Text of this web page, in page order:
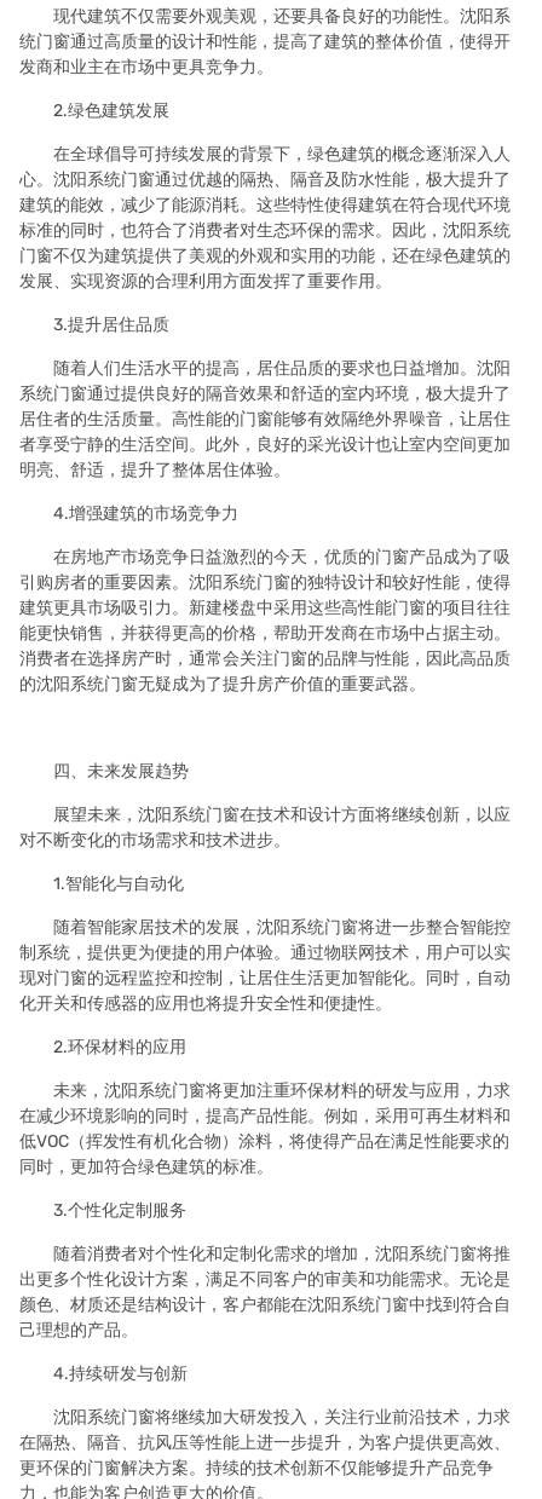
现代建筑不仅需要外观美观，还要具备良好的功能性。沈阳系
统门窗通过高质量的设计和性能，提高了建筑的整体价值，使得开
发商和业主在市场中更具竞争力。
2.绿色建筑发展
在全球倡导可持续发展的背景下，绿色建筑的概念逐渐深入人
心。沈阳系统门窗通过优越的隔热、隔音及防水性能，极大提升了
建筑的能效，减少了能源消耗。这些特性使得建筑在符合现代环境
标准的同时，也符合了消费者对生态环保的需求。因此，沈阳系统
门窗不仅为建筑提供了美观的外观和实用的功能，还在绿色建筑的
发展、实现资源的合理利用方面发挥了重要作用。
3.提升居住品质
随着人们生活水平的提高，居住品质的要求也日益增加。沈阳
系统门窗通过提供良好的隔音效果和舒适的室内环境，极大提升了
居住者的生活质量。高性能的门窗能够有效隔绝外界噪音，让居住
者享受宁静的生活空间。此外，良好的采光设计也让室内空间更加
明亮、舒适，提升了整体居住体验。
4.增强建筑的市场竞争力
在房地产市场竞争日益激烈的今天，优质的门窗产品成为了吸
引购房者的重要因素。沈阳系统门窗的独特设计和较好性能，使得
建筑更具市场吸引力。新建楼盘中采用这些高性能门窗的项目往往
能更快销售，并获得更高的价格，帮助开发商在市场中占据主动。
消费者在选择房产时，通常会关注门窗的品牌与性能，因此高品质
的沈阳系统门窗无疑成为了提升房产价值的重要武器。
四、未来发展趋势
展望未来，沈阳系统门窗在技术和设计方面将继续创新，以应
对不断变化的市场需求和技术进步。
1.智能化与自动化
随着智能家居技术的发展，沈阳系统门窗将进一步整合智能控
制系统，提供更为便捷的用户体验。通过物联网技术，用户可以实
现对门窗的远程监控和控制，让居住生活更加智能化。同时，自动
化开关和传感器的应用也将提升安全性和便捷性。
2.环保材料的应用
未来，沈阳系统门窗将更加注重环保材料的研发与应用，力求
在减少环境影响的同时，提高产品性能。例如，采用可再生材料和
低VOC（挥发性有机化合物）涂料，将使得产品在满足性能要求的
同时，更加符合绿色建筑的标准。
3.个性化定制服务
随着消费者对个性化和定制化需求的增加，沈阳系统门窗将推
出更多个性化设计方案，满足不同客户的审美和功能需求。无论是
颜色、材质还是结构设计，客户都能在沈阳系统门窗中找到符合自
己理想的产品。
4.持续研发与创新
沈阳系统门窗将继续加大研发投入，关注行业前沿技术，力求
在隔热、隔音、抗风压等性能上进一步提升，为客户提供更高效、
更环保的门窗解决方案。持续的技术创新不仅能够提升产品竞争
力，也能为客户创造更大的价值。